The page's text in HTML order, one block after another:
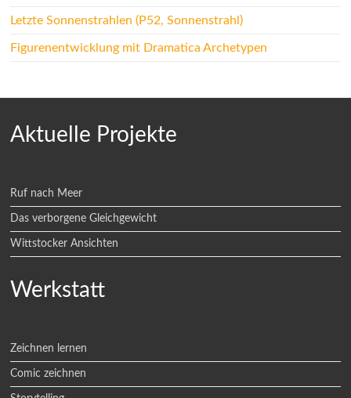
Letzte Sonnenstrahlen (P52, Sonnenstrahl)
Figurenentwicklung mit Dramatica Archetypen
Aktuelle Projekte
Ruf nach Meer
Das verborgene Gleichgewicht
Wittstocker Ansichten
Werkstatt
Zeichnen lernen
Comic zeichnen